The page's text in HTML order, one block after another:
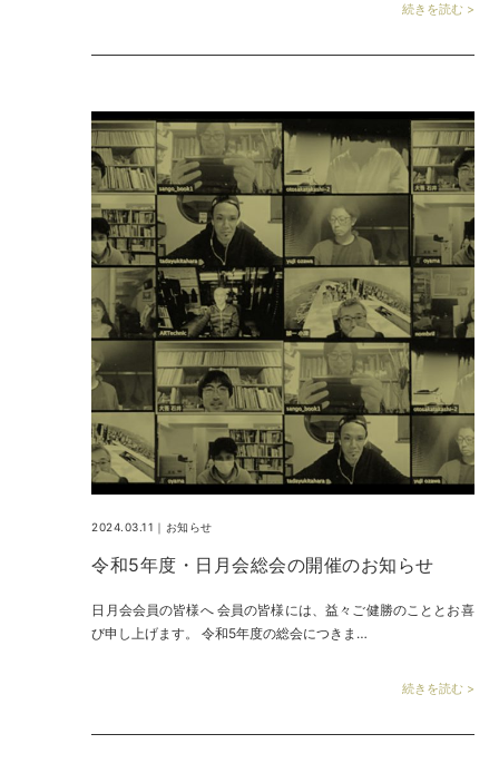
続きを読む >
2024.03.11｜ お知らせ
令和5年度・日月会総会の開催のお知らせ
日月会会員の皆様へ 会員の皆様には、益々ご健勝のこととお喜
び申し上げます。 令和5年度の総会につきま…
続きを読む >